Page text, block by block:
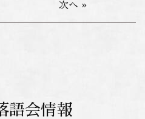
次へ »
語会情報